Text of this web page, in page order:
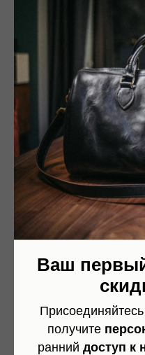
Ваш
получите
ранний доступ к
патина, почему стоит
Как выбрать ремень и
ширина, длина, пряжка